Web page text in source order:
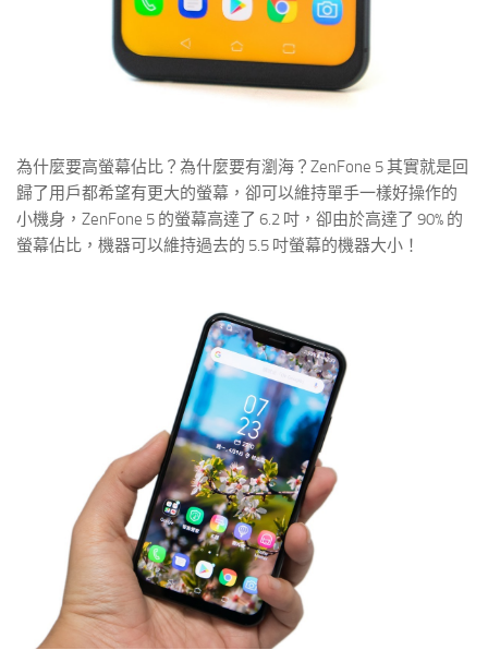
為什麼要高螢幕佔比？為什麼要有瀏海？ZenFone 5 其實就是回
歸了用戶都希望有更大的螢幕，卻可以維持單手一樣好操作的
小機身，ZenFone 5 的螢幕高達了 6.2 吋，卻由於高達了 90% 的
螢幕佔比，機器可以維持過去的 5.5 吋螢幕的機器大小！